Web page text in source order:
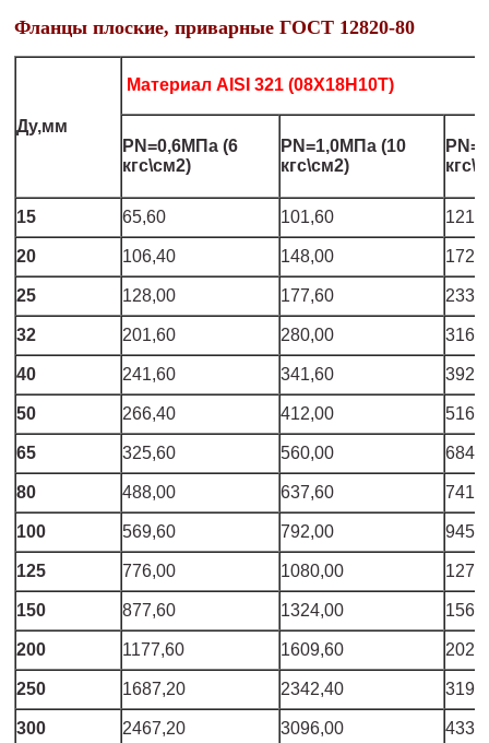
Фланцы плоские, приварные ГОСТ 12820-80
Ду,мм
Материал AISI 321 (08Х18Н10Т)
PN=0,6МПа (6
кгс\см2)
PN=1,0МПа (10
кгс\см2)
15 65,60 101,60
20 106,40 148,00
25 128,00 177,60
32 201,60 280,00
40 241,60 341,60
50 266,40 412,00
65 325,60 560,00
80 488,00 637,60
100 569,60 792,00
125 776,00 1080,00
150 877,60 1324,00
200 1177,60 1609,60
250 1687,20 2342,40
300 2467,20 3096,00